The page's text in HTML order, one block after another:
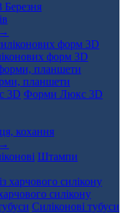
Березня
форм 3D
планшети
Форми Люкс 3D
кохання
Штампи
силікону
Силіконові тубуси